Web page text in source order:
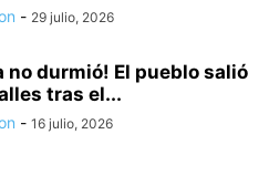
- 29 julio, 2026
no durmió! El pueblo salió
tras el...
- 16 julio, 2026